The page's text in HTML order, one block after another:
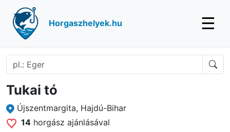
Horgaszhelyek.hu ☰
Tukai tó
Újszentmargita, Hajdú-Bihar
14 horgász ajánlásával